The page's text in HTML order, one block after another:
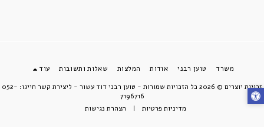
משרד טוען רבני אודות המלצות שאלות ותשובות
עוד
זכויות יוצרים © 2026 כל הזכויות שמורות -
טוען רבני דוד עשור - ליצירת קשר חייגו: 052-
7196716
מדיניות פרטיות | הצהרת נגישות